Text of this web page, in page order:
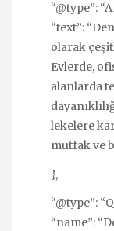
“@type”:
“text”:
olarak
Evlerde,
alanlarda
lekelere
mutfak ve
},
“@type”:
“name”: